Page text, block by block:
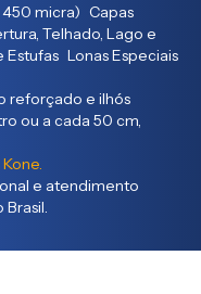
450 micra) Capas
Telhado, Lago e
Lonas Especiais
reforçado e ilhós
ou a cada 50 cm,
e atendimento